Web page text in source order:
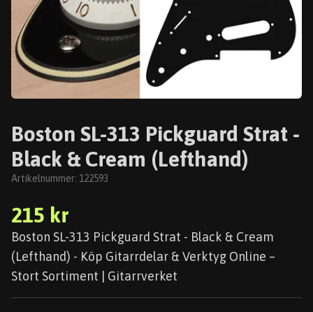
Boston SL-313 Pickguard Strat -
Black & Cream (Lefthand)
Artikelnummer: 122593
215 kr
Boston SL-313 Pickguard Strat - Black & Cream
(Lefthand) - Köp Gitarrdelar & Verktyg Online –
Stort Sortiment | Gitarrverket